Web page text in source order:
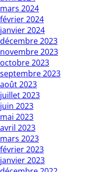
mars 2024
février 2024
janvier 2024
décembre 2023
novembre 2023
octobre 2023
septembre 2023
août 2023
juillet 2023
juin 2023
mai 2023
avril 2023
mars 2023
février 2023
janvier 2023